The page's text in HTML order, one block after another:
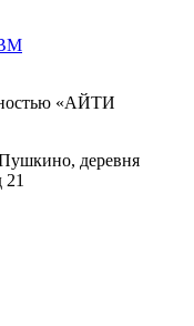
«АЙТИ
деревня
21